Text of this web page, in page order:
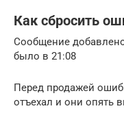
Как сбросить
Сообщение
было в 21:08
Перед продажей
отъехал и они опять